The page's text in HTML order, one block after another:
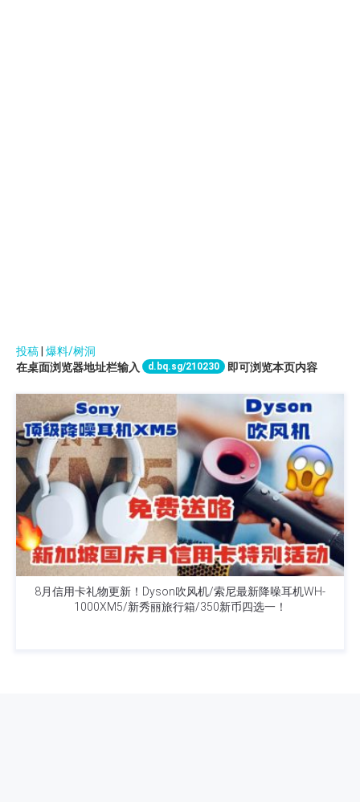
投稿 爆料/树洞
在桌面浏览器地址栏输入
d.bq.sg/210230 即可浏览本页内容
8月信用卡礼物更新！Dyson吹风机/索尼最新降噪耳机WH-
1000XM5/新秀丽旅行箱/350新币四选一！